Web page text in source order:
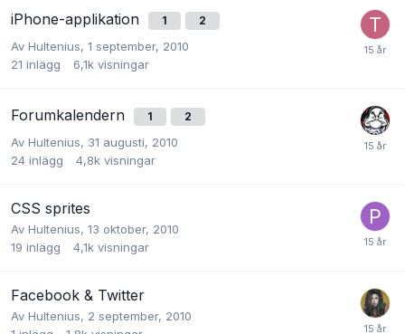
iPhone-applikation 1 2
Av Hultenius, 1 september, 2010
21 inlägg 6,1k visningar
Forumkalendern 1 2
Av Hultenius, 31 augusti, 2010
24 inlägg 4,8k visningar
CSS sprites
Av Hultenius, 13 oktober, 2010
19 inlägg 4,1k visningar
Facebook & Twitter
Av Hultenius, 2 september, 2010